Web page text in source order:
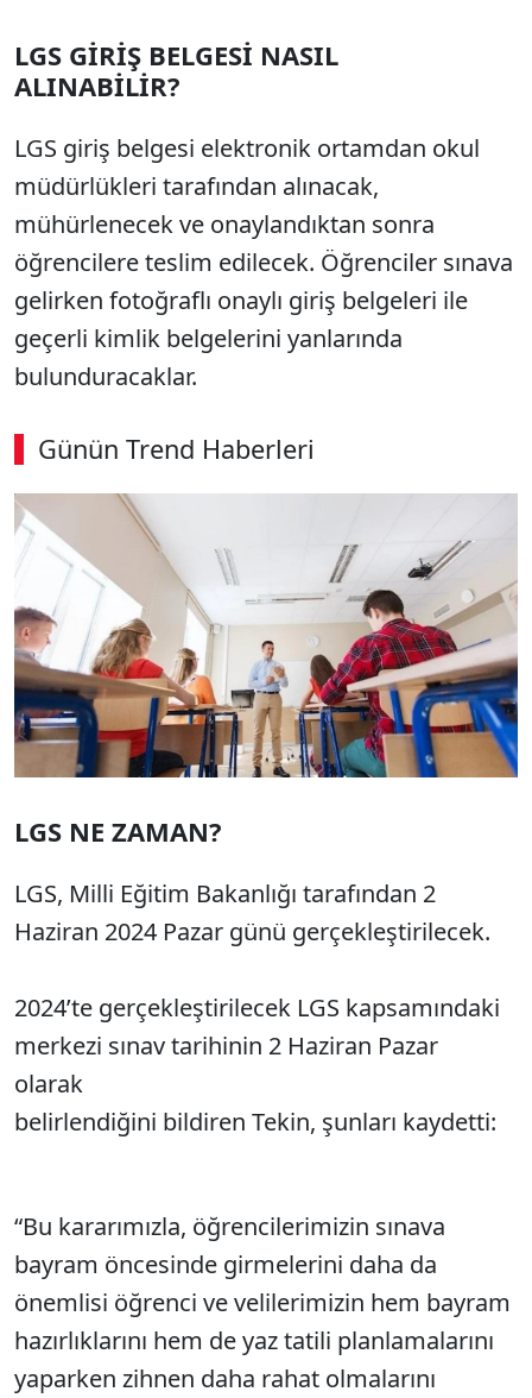
LGS GİRİŞ BELGESİ NASIL
ALINABİLİR?
LGS giriş belgesi elektronik ortamdan okul
müdürlükleri tarafından alınacak,
mühürlenecek ve onaylandıktan sonra
öğrencilere teslim edilecek. Öğrenciler sınava
gelirken fotoğraflı onaylı giriş belgeleri ile
geçerli kimlik belgelerini yanlarında
bulunduracaklar.
Günün Trend Haberleri
SÖZCÜ SON DAKİKA
LGS NE ZAMAN?
LGS, Milli Eğitim Bakanlığı tarafından 2
Haziran 2024 Pazar günü gerçekleştirilecek.
2024’te gerçekleştirilecek LGS kapsamındaki
merkezi sınav tarihinin 2 Haziran Pazar
olarak
belirlendiğini bildiren Tekin, şunları kaydetti:
“Bu kararımızla, öğrencilerimizin sınava
bayram öncesinde girmelerini daha da
önemlisi öğrenci ve velilerimizin hem bayram
hazırlıklarını hem de yaz tatili planlamalarını
yaparken zihnen daha rahat olmalarını